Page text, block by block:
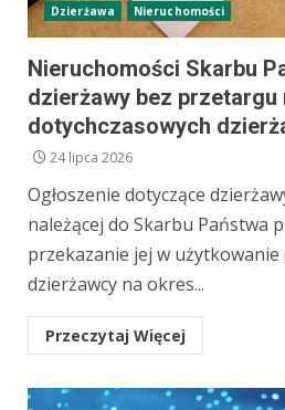
Dzierżawa Nieruchomości
Nieruchomości Skarbu
dzierżawy bez przetargu
dotychczasowych
24 lipca 2026
Ogłoszenie dotyczące
należącej do Skarbu Państwa
przekazanie jej w użytkowanie
dzierżawcy na okres...
Przeczytaj Więcej